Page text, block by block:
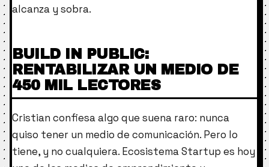
alcanza y sobra.
BUILD IN PUBLIC:
RENTABILIZAR UN MEDIO DE
450 MIL LECTORES
Cristian confiesa algo que suena raro: nunca
quiso tener un medio de comunicación. Pero lo
tiene, y no cualquiera. Ecosistema Startup es hoy